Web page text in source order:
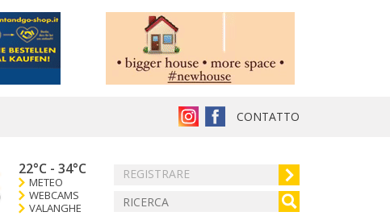
CONTATTO
REGISTRARE
22°C - 34°C
METEO
WEBCAMS
VALANGHE